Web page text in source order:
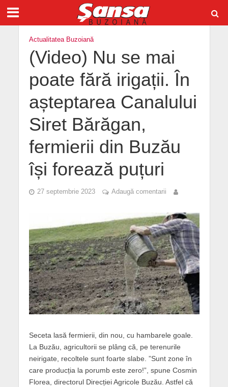
Actualitatea Buzoiană
(Video) Nu se mai
poate fără irigații. În
așteptarea Canalului
Siret Bărăgan,
fermierii din Buzău
își forează puțuri
27 septembrie 2023 Adaugă comentarii
Seceta lasă fermierii, din nou, cu hambarele goale.
La Buzău, agricultorii se plâng că, pe terenurile
neirigate, recoltele sunt foarte slabe. ”Sunt zone în
care producția la porumb este zero!”, spune Cosmin
Florea, directorul Direcției Agricole Buzău. Astfel că